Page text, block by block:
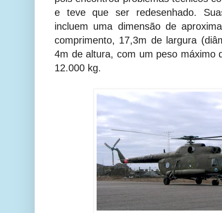
e teve que ser redesenhado.
incluem uma dimensão de
comprimento, 17,3m de largura
4m de altura, com um peso máximo
12.000 kg.